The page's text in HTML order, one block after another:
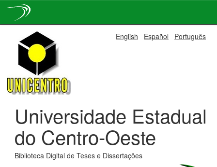
navigation
English Español Português
Universidade Estadual
do Centro-Oeste
Biblioteca Digital de Teses e Dissertações